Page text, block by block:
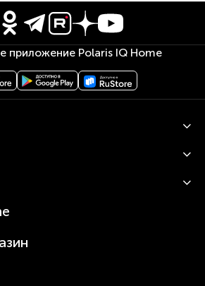
приложение Polaris IQ Home